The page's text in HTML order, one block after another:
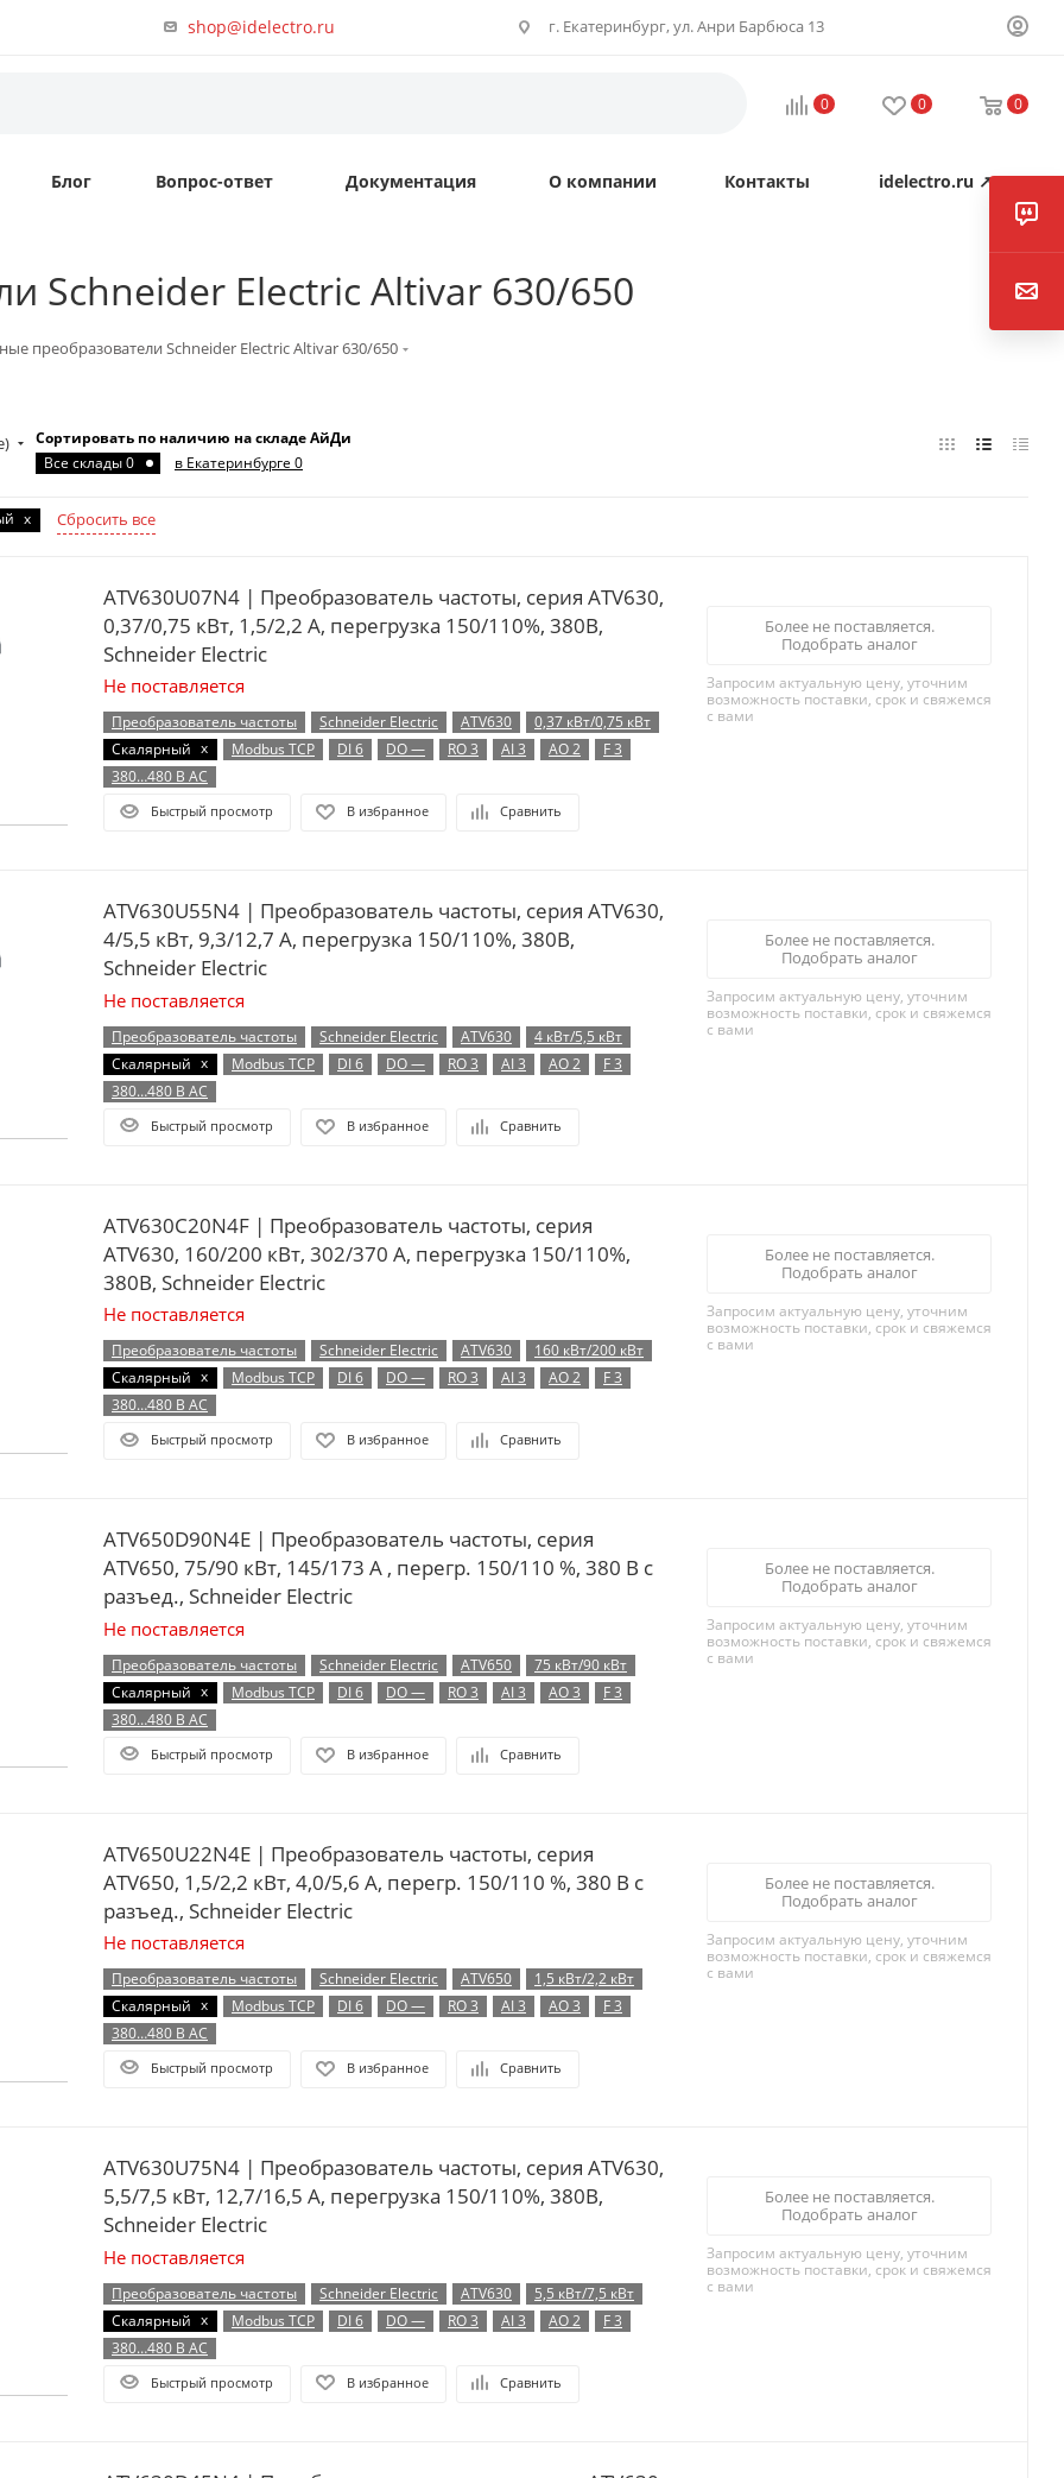
shop@idelectro.ru г. Екатеринбург, ул. Анри Барбюса 13
0 0 0
Блог Вопрос-ответ Документация О компании Контакты idelectro.ru ↗
Schneider Electric Altivar 630/650
преобразователи Schneider Electric Altivar 630/650
Сортировать по наличию на складе АйДи
Все склады 0
в Екатеринбурге 0
x Сбросить все
ATV630U07N4 | Преобразователь частоты, серия ATV630,
0,37/0,75 кВт, 1,5/2,2 А, перегрузка 150/110%, 380B,
Schneider Electric
Не поставляется
Преобразователь частоты Schneider Electric ATV630
0,37 кВт/0,75 кВт
Скалярный x Modbus TCP DI 6 DO — RO 3 AI 3 AO 2
F 3
380…480 В AC
Быстрый просмотр В избранное Сравнить
Более не поставляется.
Подобрать аналог
Запросим актуальную цену, уточним
возможность поставки, срок и свяжемся
с вами
ATV630U55N4 | Преобразователь частоты, серия ATV630,
4/5,5 кВт, 9,3/12,7 А, перегрузка 150/110%, 380B,
Schneider Electric
Не поставляется
Преобразователь частоты Schneider Electric ATV630
4 кВт/5,5 кВт
Скалярный x Modbus TCP DI 6 DO — RO 3 AI 3 AO 2
F 3
380…480 В AC
Быстрый просмотр В избранное Сравнить
Более не поставляется.
Подобрать аналог
Запросим актуальную цену, уточним
возможность поставки, срок и свяжемся
с вами
ATV630C20N4F | Преобразователь частоты, серия
ATV630, 160/200 кВт, 302/370 А, перегрузка 150/110%,
380B, Schneider Electric
Не поставляется
Преобразователь частоты Schneider Electric ATV630
160 кВт/200 кВт
Скалярный x Modbus TCP DI 6 DO — RO 3 AI 3 AO 2
F 3
380…480 В AC
Быстрый просмотр В избранное Сравнить
Более не поставляется.
Подобрать аналог
Запросим актуальную цену, уточним
возможность поставки, срок и свяжемся
с вами
ATV650D90N4E | Преобразователь частоты, серия
ATV650, 75/90 кВт, 145/173 А , перегр. 150/110 %, 380 В с
разъед., Schneider Electric
Не поставляется
Преобразователь частоты Schneider Electric ATV650
75 кВт/90 кВт
Скалярный x Modbus TCP DI 6 DO — RO 3 AI 3 AO 3
F 3
380…480 В AC
Быстрый просмотр В избранное Сравнить
Более не поставляется.
Подобрать аналог
Запросим актуальную цену, уточним
возможность поставки, срок и свяжемся
с вами
ATV650U22N4E | Преобразователь частоты, серия
ATV650, 1,5/2,2 кВт, 4,0/5,6 А, перегр. 150/110 %, 380 В с
разъед., Schneider Electric
Не поставляется
Преобразователь частоты Schneider Electric ATV650
1,5 кВт/2,2 кВт
Скалярный x Modbus TCP DI 6 DO — RO 3 AI 3 AO 3
F 3
380…480 В AC
Быстрый просмотр В избранное Сравнить
Более не поставляется.
Подобрать аналог
Запросим актуальную цену, уточним
возможность поставки, срок и свяжемся
с вами
ATV630U75N4 | Преобразователь частоты, серия ATV630,
5,5/7,5 кВт, 12,7/16,5 А, перегрузка 150/110%, 380B,
Schneider Electric
Не поставляется
Преобразователь частоты Schneider Electric ATV630
5,5 кВт/7,5 кВт
Скалярный x Modbus TCP DI 6 DO — RO 3 AI 3 AO 2
F 3
380…480 В AC
Быстрый просмотр В избранное Сравнить
Более не поставляется.
Подобрать аналог
Запросим актуальную цену, уточним
возможность поставки, срок и свяжемся
с вами